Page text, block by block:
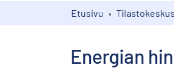
Etusivu Tilastokeskus
Energian